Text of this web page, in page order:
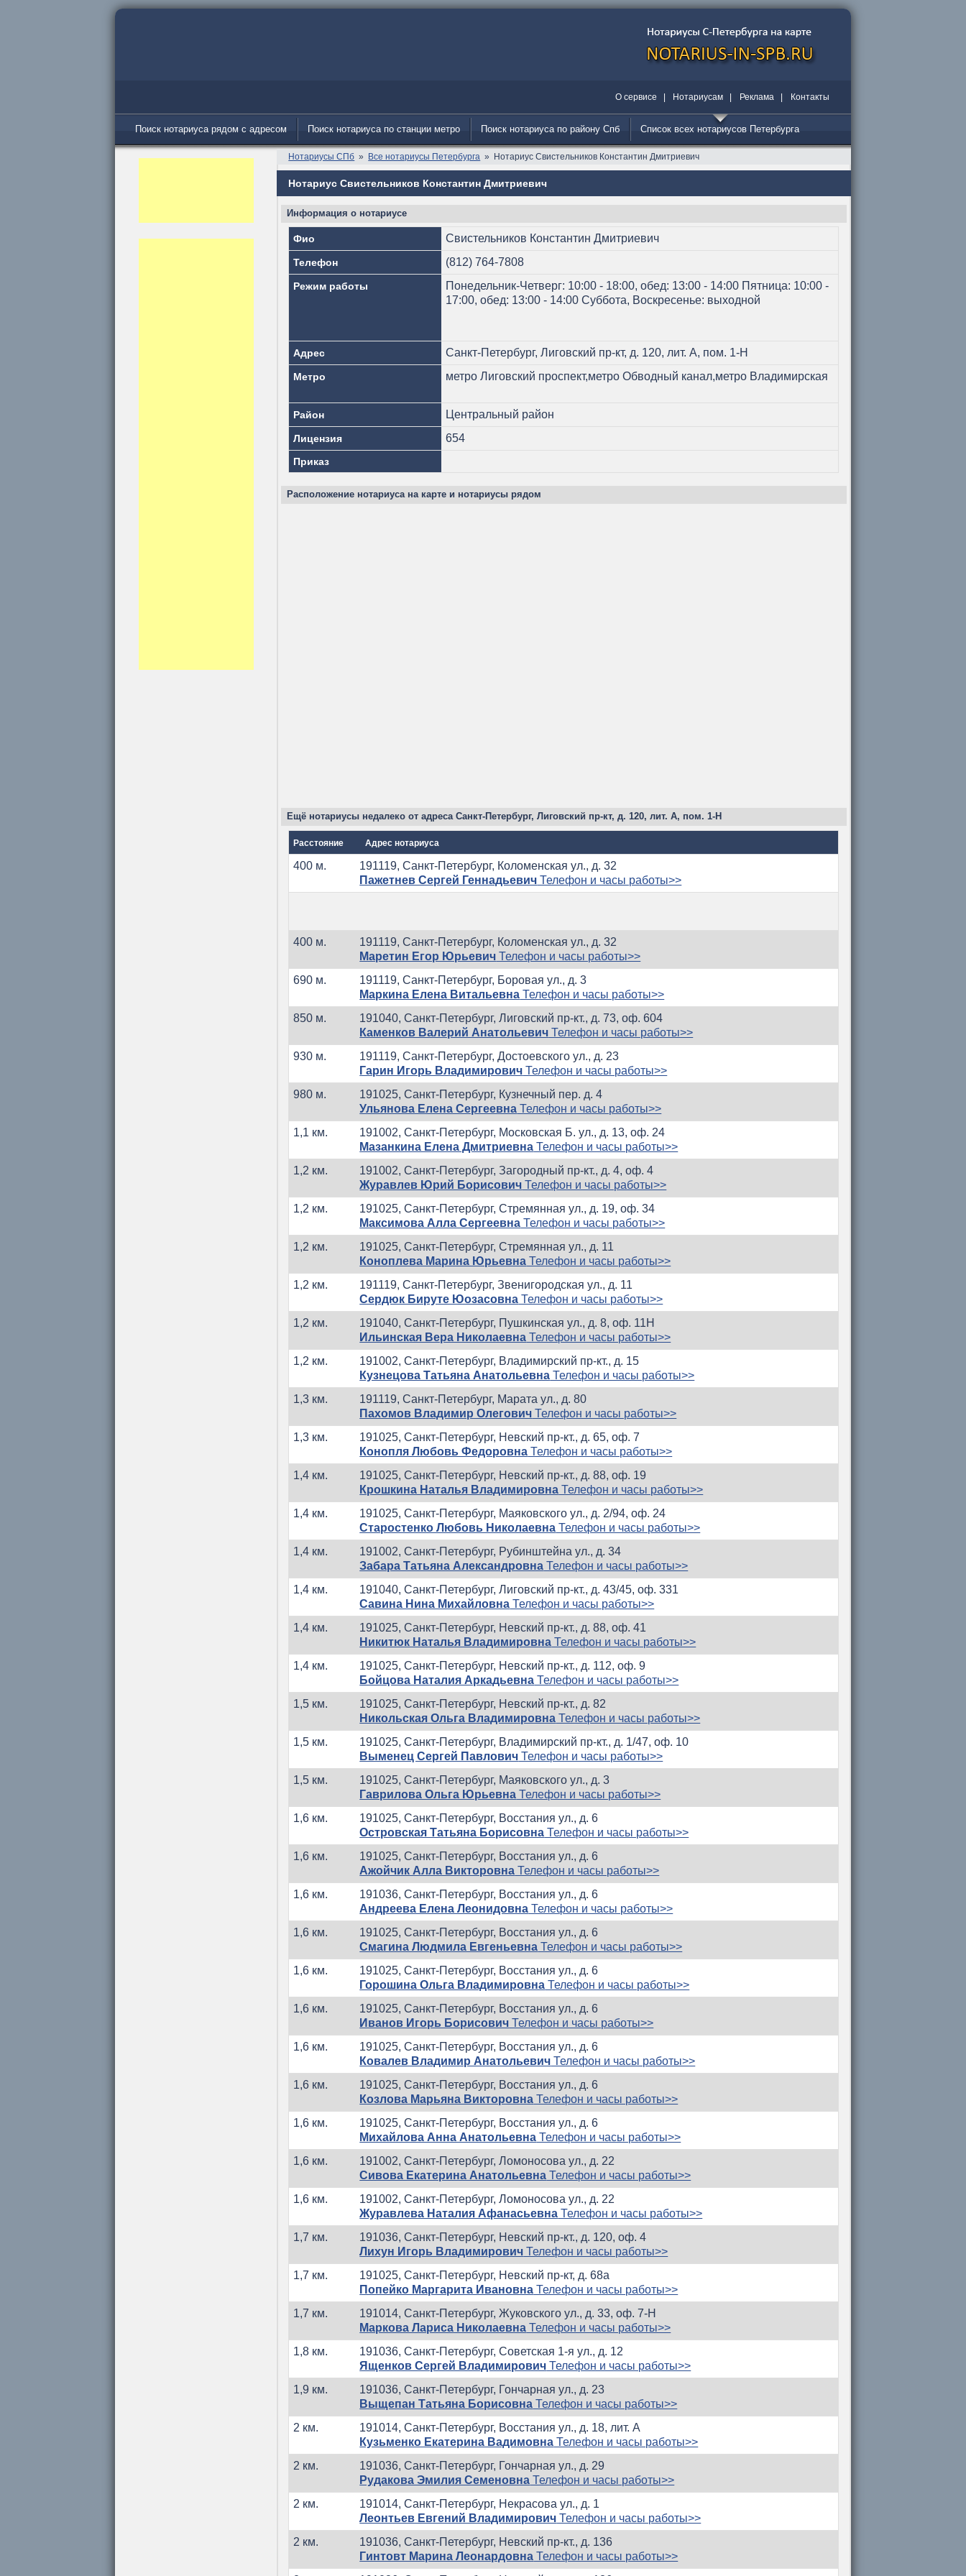
О сервисе Нотариусам Реклама Контакты
Поиск нотариуса рядом с адресом Поиск нотариуса по станции метро Поиск нотариуса по району Спб Список всех нотариусов Петербурга
Нотариусы СПб Все нотариусы Петербурга Нотариус Свистельников Константин Дмитриевич
Нотариус Свистельников Константин Дмитриевич
Информация о нотариусе
Фио Свистельников Константин Дмитриевич
Телефон (812) 764-7808
Режим работы
Понедельник-Четверг: 10:00 - 18:00, обед: 13:00 - 14:00 Пятница: 10:00 -
17:00, обед: 13:00 - 14:00 Суббота, Воскресенье: выходной
Адрес Санкт-Петербург, Лиговский пр-кт, д. 120, лит. А, пом. 1-Н
Метро метро Лиговский проспект,метро Обводный канал,метро Владимирская
Район Центральный район
Лицензия 654
Приказ
Расположение нотариуса на карте и нотариусы рядом
Ещё нотариусы недалеко от адреса Санкт-Петербург, Лиговский пр-кт, д. 120, лит. А, пом. 1-Н
Расстояние Адрес нотариуса
400 м.
191119, Санкт-Петербург, Коломенская ул., д. 32
Пажетнев Сергей Геннадьевич Телефон и часы работы>>
400 м.
191119, Санкт-Петербург, Коломенская ул., д. 32
Маретин Егор Юрьевич Телефон и часы работы>>
690 м.
191119, Санкт-Петербург, Боровая ул., д. 3
Маркина Елена Витальевна Телефон и часы работы>>
850 м.
191040, Санкт-Петербург, Лиговский пр-кт., д. 73, оф. 604
Каменков Валерий Анатольевич Телефон и часы работы>>
930 м.
191119, Санкт-Петербург, Достоевского ул., д. 23
Гарин Игорь Владимирович Телефон и часы работы>>
980 м.
191025, Санкт-Петербург, Кузнечный пер. д. 4
Ульянова Елена Сергеевна Телефон и часы работы>>
1,1 км.
191002, Санкт-Петербург, Московская Б. ул., д. 13, оф. 24
Мазанкина Елена Дмитриевна Телефон и часы работы>>
1,2 км.
191002, Санкт-Петербург, Загородный пр-кт., д. 4, оф. 4
Журавлев Юрий Борисович Телефон и часы работы>>
1,2 км.
191025, Санкт-Петербург, Стремянная ул., д. 19, оф. 34
Максимова Алла Сергеевна Телефон и часы работы>>
1,2 км.
191025, Санкт-Петербург, Стремянная ул., д. 11
Коноплева Марина Юрьевна Телефон и часы работы>>
1,2 км.
191119, Санкт-Петербург, Звенигородская ул., д. 11
Сердюк Бируте Юозасовна Телефон и часы работы>>
1,2 км.
191040, Санкт-Петербург, Пушкинская ул., д. 8, оф. 11Н
Ильинская Вера Николаевна Телефон и часы работы>>
1,2 км.
191002, Санкт-Петербург, Владимирский пр-кт., д. 15
Кузнецова Татьяна Анатольевна Телефон и часы работы>>
1,3 км.
191119, Санкт-Петербург, Марата ул., д. 80
Пахомов Владимир Олегович Телефон и часы работы>>
1,3 км.
191025, Санкт-Петербург, Невский пр-кт., д. 65, оф. 7
Конопля Любовь Федоровна Телефон и часы работы>>
1,4 км.
191025, Санкт-Петербург, Невский пр-кт., д. 88, оф. 19
Крошкина Наталья Владимировна Телефон и часы работы>>
1,4 км.
191025, Санкт-Петербург, Маяковского ул., д. 2/94, оф. 24
Старостенко Любовь Николаевна Телефон и часы работы>>
1,4 км.
191002, Санкт-Петербург, Рубинштейна ул., д. 34
Забара Татьяна Александровна Телефон и часы работы>>
1,4 км.
191040, Санкт-Петербург, Лиговский пр-кт., д. 43/45, оф. 331
Савина Нина Михайловна Телефон и часы работы>>
1,4 км.
191025, Санкт-Петербург, Невский пр-кт., д. 88, оф. 41
Никитюк Наталья Владимировна Телефон и часы работы>>
1,4 км.
191025, Санкт-Петербург, Невский пр-кт., д. 112, оф. 9
Бойцова Наталия Аркадьевна Телефон и часы работы>>
1,5 км.
191025, Санкт-Петербург, Невский пр-кт., д. 82
Никольская Ольга Владимировна Телефон и часы работы>>
1,5 км.
191025, Санкт-Петербург, Владимирский пр-кт., д. 1/47, оф. 10
Выменец Сергей Павлович Телефон и часы работы>>
1,5 км.
191025, Санкт-Петербург, Маяковского ул., д. 3
Гаврилова Ольга Юрьевна Телефон и часы работы>>
1,6 км.
191025, Санкт-Петербург, Восстания ул., д. 6
Островская Татьяна Борисовна Телефон и часы работы>>
1,6 км.
191025, Санкт-Петербург, Восстания ул., д. 6
Ажойчик Алла Викторовна Телефон и часы работы>>
1,6 км.
191036, Санкт-Петербург, Восстания ул., д. 6
Андреева Елена Леонидовна Телефон и часы работы>>
1,6 км.
191025, Санкт-Петербург, Восстания ул., д. 6
Смагина Людмила Евгеньевна Телефон и часы работы>>
1,6 км.
191025, Санкт-Петербург, Восстания ул., д. 6
Горошина Ольга Владимировна Телефон и часы работы>>
1,6 км.
191025, Санкт-Петербург, Восстания ул., д. 6
Иванов Игорь Борисович Телефон и часы работы>>
1,6 км.
191025, Санкт-Петербург, Восстания ул., д. 6
Ковалев Владимир Анатольевич Телефон и часы работы>>
1,6 км.
191025, Санкт-Петербург, Восстания ул., д. 6
Козлова Марьяна Викторовна Телефон и часы работы>>
1,6 км.
191025, Санкт-Петербург, Восстания ул., д. 6
Михайлова Анна Анатольевна Телефон и часы работы>>
1,6 км.
191002, Санкт-Петербург, Ломоносова ул., д. 22
Сивова Екатерина Анатольевна Телефон и часы работы>>
1,6 км.
191002, Санкт-Петербург, Ломоносова ул., д. 22
Журавлева Наталия Афанасьевна Телефон и часы работы>>
1,7 км.
191036, Санкт-Петербург, Невский пр-кт., д. 120, оф. 4
Лихун Игорь Владимирович Телефон и часы работы>>
1,7 км.
191025, Санкт-Петербург, Невский пр-кт, д. 68а
Попейко Маргарита Ивановна Телефон и часы работы>>
1,7 км.
191014, Санкт-Петербург, Жуковского ул., д. 33, оф. 7-Н
Маркова Лариса Николаевна Телефон и часы работы>>
1,8 км.
191036, Санкт-Петербург, Советская 1-я ул., д. 12
Ященков Сергей Владимирович Телефон и часы работы>>
1,9 км.
191036, Санкт-Петербург, Гончарная ул., д. 23
Выщепан Татьяна Борисовна Телефон и часы работы>>
2 км.
191014, Санкт-Петербург, Восстания ул., д. 18, лит. А
Кузьменко Екатерина Вадимовна Телефон и часы работы>>
2 км.
191036, Санкт-Петербург, Гончарная ул., д. 29
Рудакова Эмилия Семеновна Телефон и часы работы>>
2 км.
191014, Санкт-Петербург, Некрасова ул., д. 1
Леонтьев Евгений Владимирович Телефон и часы работы>>
2 км.
191036, Санкт-Петербург, Невский пр-кт., д. 136
Гинтовт Марина Леонардовна Телефон и часы работы>>